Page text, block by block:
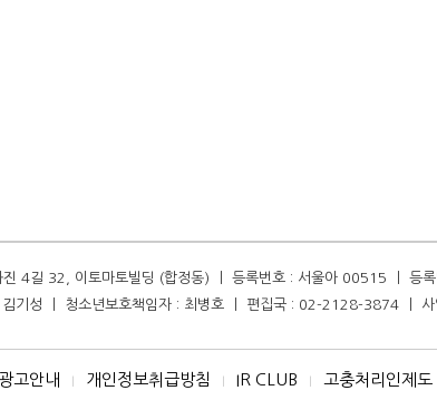
진 4길 32, 이토마토빌딩 (합정동) ㅣ 등록번호 : 서울아 00515 ㅣ 등
김기성 ㅣ 청소년보호책임자 : 최병호 ㅣ 편집국 : 02-2128-3874 ㅣ
광고안내 I 개인정보취급방침 I IR CLUB I 고충처리인제도